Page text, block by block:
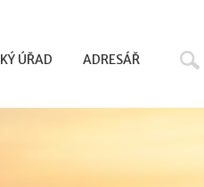
ÚŘAD ADRESÁŘ